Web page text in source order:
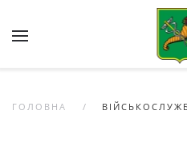
Skip to main content
ГОЛОВНА